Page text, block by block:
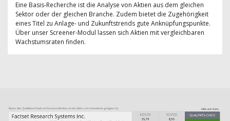
Eine Basis-Recherche ist die Analyse von Aktien aus dem gleichen
Sektor oder der gleichen Branche. Zudem bietet die Zugehörigkeit
eines Titel zu Anlage- und Zukunftstrends gute Anknüpfungspunkte.
Über unser Screener-Modul lassen sich Aktien mit vergleichbaren
Wachstumsraten finden.